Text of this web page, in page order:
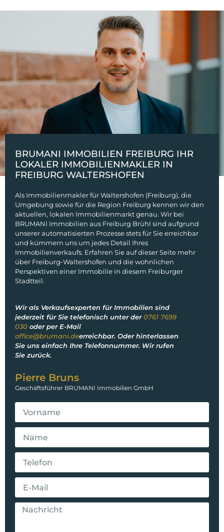
BRUMANI IMMOBILIEN FREIBURG IHR
LOKALER IMMOBILIENMAKLER IN
FREIBURG WALTERSHOFEN
Als Immobilienmakler für Waltershofen (Freiburg), die
Umgebung sowie für die Region Freiburg kennen wir den
aktuellen, lokalen Immobilienmarkt genau. Wir bei
BRUMANI Immobilien aus Freiburg Brühl sind aufgrund
unserer automatisierten Prozesse stets für Sie erreichbar
und kümmern uns um jedes Detail Ihres
Immobilienverkaufs. Erfahren Sie auf dieser Seite mehr
über Freiburg-Waltershofen und die wohnlichen
Perspektiven einer Immobilie in diesem Freiburger
Stadtteil.
Wir als Verkaufsexperten für Immobilien sind
jederzeit für Sie telefonisch unter der0761 7699
030 oder per E-Mail
office@brumani.deerreichbar. Oder hinterlassen
Sie uns einfach Ihre Telefonnummer. Wir rufen
Sie zurück.
Pierre Bruns
Geschäftsführer BRUMANI Immobilien GmbH